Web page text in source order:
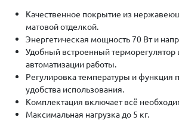
Качественное покрытие из
матовой отделкой.
Энергетическая мощность 70 Вт и
Удобный встроенный терморегулятор
автоматизации работы.
Регулировка температуры и функция
удобства использования.
Комплектация включает всё
Максимальная нагрузка до 5 кг.